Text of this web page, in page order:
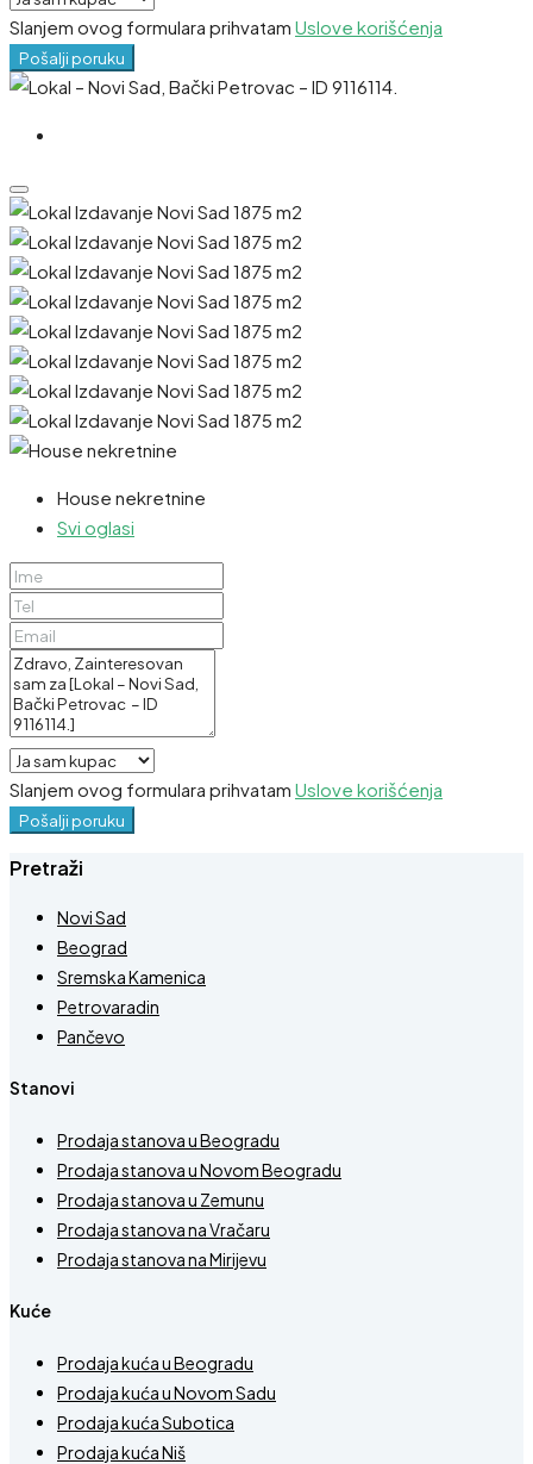
Slanjem ovog formulara prihvatam Uslove korišćenja
Pošalji poruku
House nekretnine
Svi oglasi
Slanjem ovog formulara prihvatam Uslove korišćenja
Pošalji poruku
Pretraži
Novi Sad
Beograd
Sremska Kamenica
Petrovaradin
Pančevo
Stanovi
Prodaja stanova u Beogradu
Prodaja stanova u Novom Beogradu
Prodaja stanova u Zemunu
Prodaja stanova na Vračaru
Prodaja stanova na Mirijevu
Kuće
Prodaja kuća u Beogradu
Prodaja kuća u Novom Sadu
Prodaja kuća Subotica
Prodaja kuća Niš